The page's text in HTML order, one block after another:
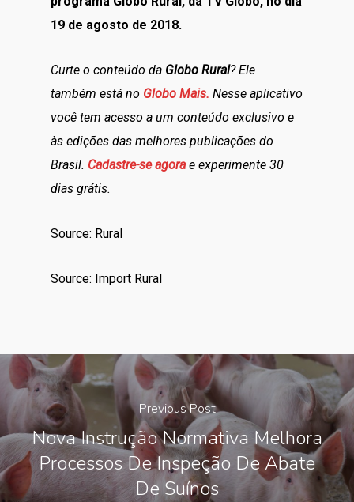
19 de agosto de 2018.
Curte o conteúdo da Globo Rural? Ele
também está no Globo Mais. Nesse aplicativo
você tem acesso a um conteúdo exclusivo e
às edições das melhores publicações do
Brasil. Cadastre-se agora e experimente 30
dias grátis.
Source: Rural
Source: Import Rural
Previous Post
Nova Instrução Normativa Melhora
Processos De Inspeção De Abate
De Suínos